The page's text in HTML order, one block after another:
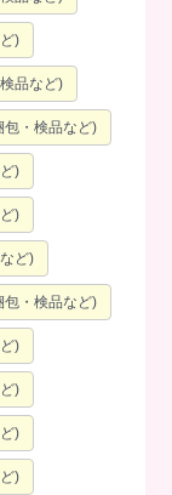
)
品など)
包・検品など)
)
)
ど)
包・検品など)
)
)
)
)